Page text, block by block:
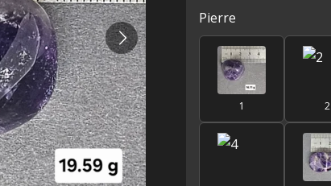
Pierre
1 2